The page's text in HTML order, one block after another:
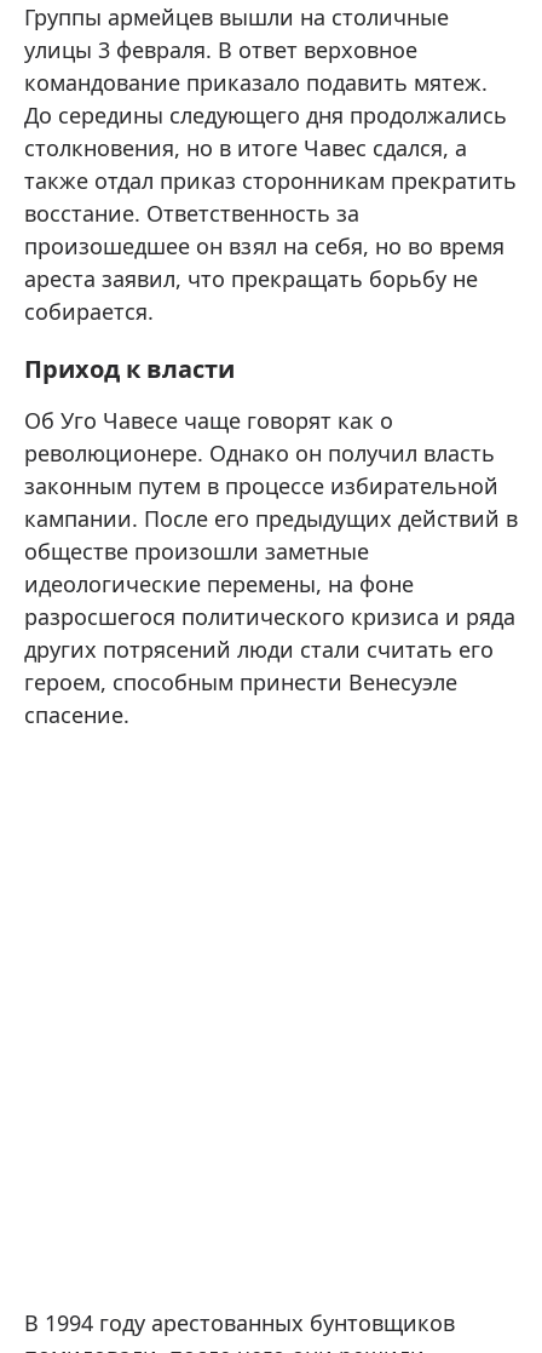
Группы армейцев вышли на столичные
улицы 3 февраля. В ответ верховное
командование приказало подавить мятеж.
До середины следующего дня продолжались
столкновения, но в итоге Чавес сдался, а
также отдал приказ сторонникам прекратить
восстание. Ответственность за
произошедшее он взял на себя, но во время
ареста заявил, что прекращать борьбу не
собирается.
Приход к власти
Об Уго Чавесе чаще говорят как о
революционере. Однако он получил власть
законным путем в процессе избирательной
кампании. После его предыдущих действий в
обществе произошли заметные
идеологические перемены, на фоне
разросшегося политического кризиса и ряда
других потрясений люди стали считать его
героем, способным принести Венесуэле
спасение.
В 1994 году арестованных бунтовщиков